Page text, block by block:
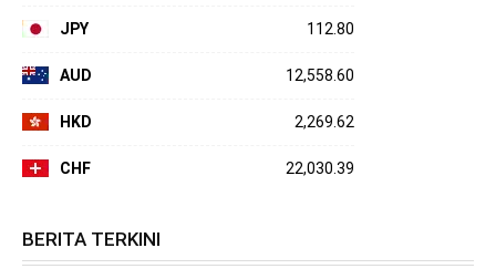
JPY 112.80
AUD 12,558.60
HKD 2,269.62
CHF 22,030.39
BERITA TERKINI